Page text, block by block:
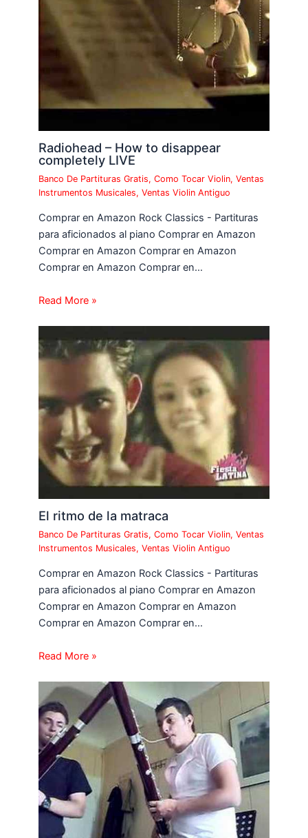
Radiohead – How to disappear
completely LIVE
Banco De Partituras Gratis,Como Tocar Violin,Ventas
Instrumentos Musicales,Ventas Violin Antiguo
Comprar en Amazon Rock Classics - Partituras
para aficionados al piano Comprar en Amazon
Comprar en Amazon Comprar en Amazon
Comprar en Amazon Comprar en…
Read More »
El ritmo de la matraca
Banco De Partituras Gratis,Como Tocar Violin,Ventas
Instrumentos Musicales,Ventas Violin Antiguo
Comprar en Amazon Rock Classics - Partituras
para aficionados al piano Comprar en Amazon
Comprar en Amazon Comprar en Amazon
Comprar en Amazon Comprar en…
Read More »